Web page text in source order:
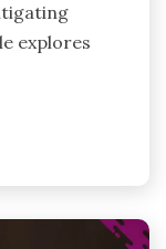
explores